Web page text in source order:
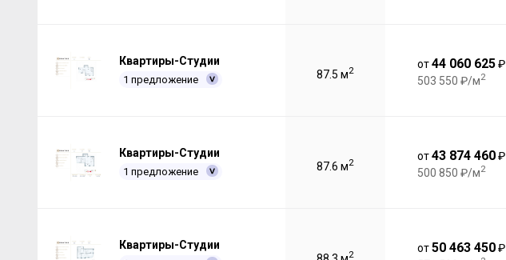
Квартиры-Студии
1 предложение 87.5 м2
от44 060 625₽
503 550 ₽/м2
Квартиры-Студии
1 предложение 87.6 м2
от43 874 460₽
500 850 ₽/м2
Квартиры-Студии
2
от50 463 450₽